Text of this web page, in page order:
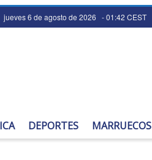
jueves 6 de agosto de 2026 - 01:42 CEST
DEPORTES MARRUECOS